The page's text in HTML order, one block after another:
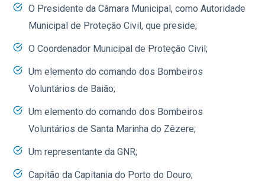
O Presidente da Câmara Municipal, como Autoridade
Municipal de Proteção Civil, que preside;
O Coordenador Municipal de Proteção Civil;
Um elemento do comando dos Bombeiros
Voluntários de Baião;
Um elemento do comando dos Bombeiros
Voluntários de Santa Marinha do Zêzere;
Um representante da GNR;
Capitão da Capitania do Porto do Douro;